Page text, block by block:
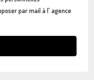
par mail à l' agence